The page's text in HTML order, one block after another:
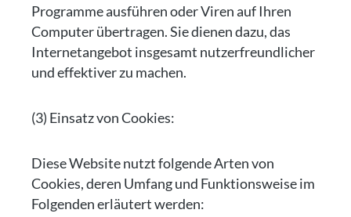
Programme ausführen oder Viren auf Ihren
Computer übertragen. Sie dienen dazu, das
Internetangebot insgesamt nutzerfreundlicher
und effektiver zu machen.
(3) Einsatz von Cookies:
Diese Website nutzt folgende Arten von
Cookies, deren Umfang und Funktionsweise im
Folgenden erläutert werden: